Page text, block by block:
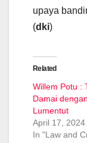
upaya
(dki)
Related
Willem Potu :
Damai
Lumentut
April 17, 2024
In "Law and